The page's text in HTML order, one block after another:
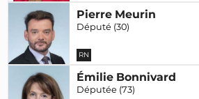
Pierre Meurin
Député (30)
RN
Émilie Bonnivard
Députée (73)